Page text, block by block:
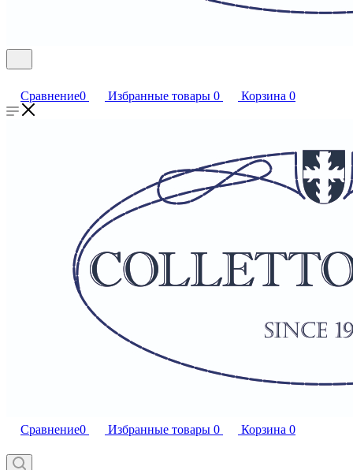
Сравнение0 Избранные товары 0 Корзина 0
Сравнение0 Избранные товары 0 Корзина 0